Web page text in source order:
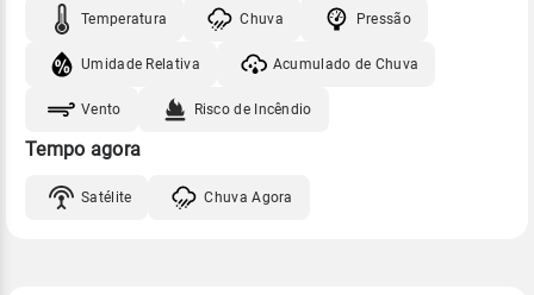
Temperatura Chuva Pressão
Umidade Relativa Acumulado de Chuva
Vento Risco de Incêndio
Tempo agora
Satélite Chuva Agora